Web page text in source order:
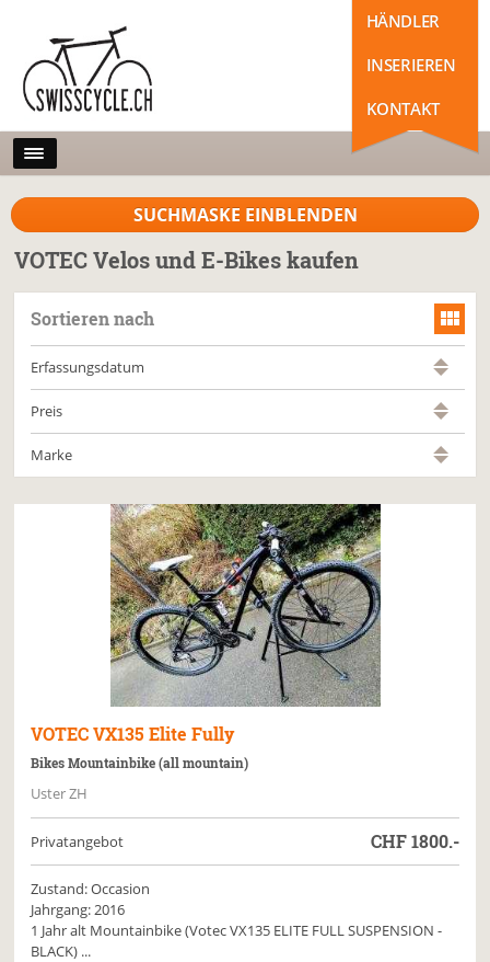
HÄNDLER
INSERIEREN
KONTAKT
SUCHMASKE EINBLENDEN
VOTEC Velos und E-Bikes kaufen
Sortieren nach
Erfassungsdatum
Preis
Marke
VOTEC VX135 Elite Fully
Bikes Mountainbike (all mountain)
Uster ZH
Privatangebot CHF1800.-
Zustand: Occasion
Jahrgang: 2016
1 Jahr alt Mountainbike (Votec VX135 ELITE FULL SUSPENSION -
BLACK) ...